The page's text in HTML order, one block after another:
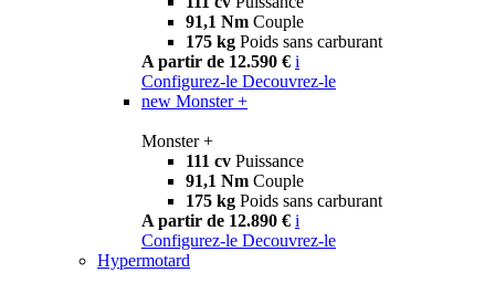
91,1 Nm Couple
175 kg Poids sans carburant
A partir de 12.590 € i
Configurez-le Decouvrez-le
new Monster +
Monster +
111 cv Puissance
91,1 Nm Couple
175 kg Poids sans carburant
A partir de 12.890 € i
Configurez-le Decouvrez-le
Hypermotard